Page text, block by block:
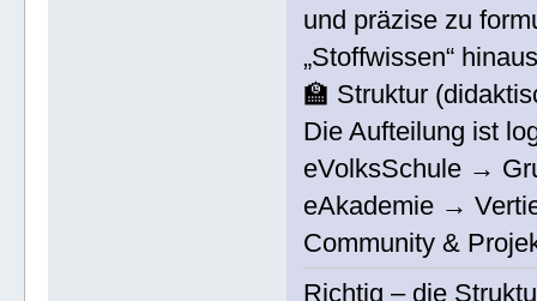
und präzise zu
„Stoffwissen“
🏫 Struktur
Die Aufteilung ist
eVolksSchule →
eAkademie →
Community &
Richtig – die